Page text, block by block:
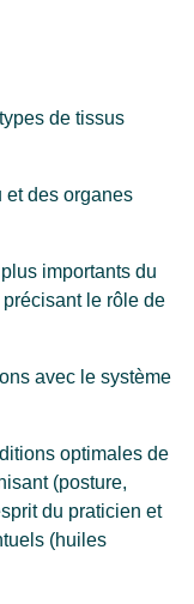
de tissus
et des organes
importants du
le rôle de
avec le système
optimales de
(posture,
du praticien et
(huiles